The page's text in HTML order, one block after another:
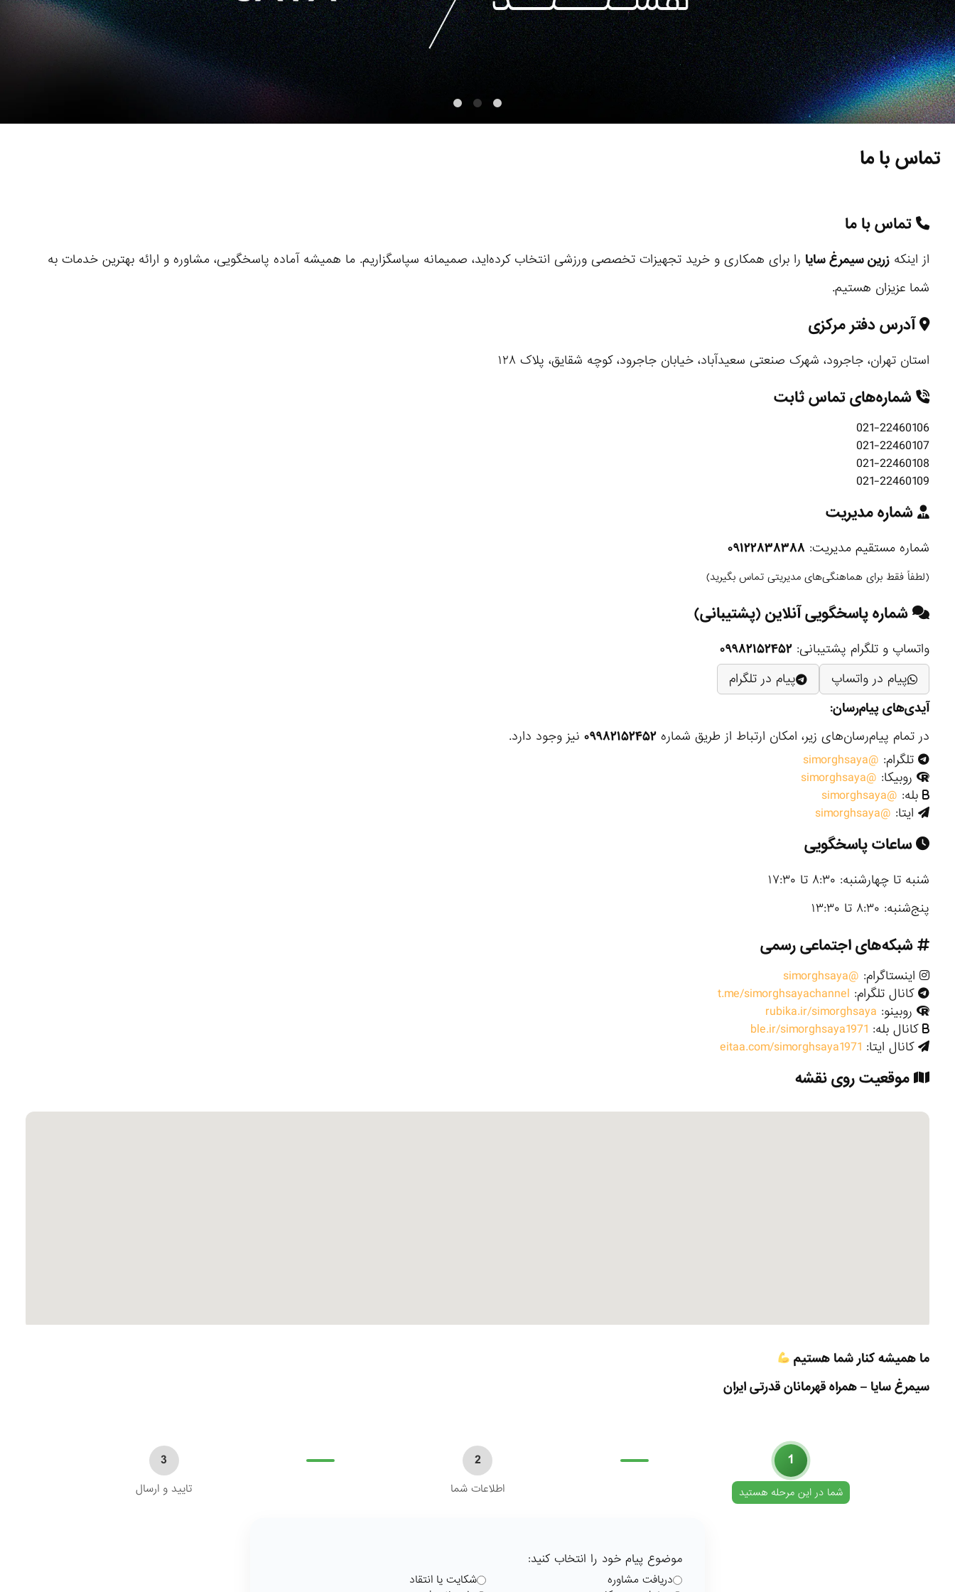
تماس با ما
تماس با ما
از اینکه زرین سیمرغ سایا را برای همکاری و خرید تجهیزات تخصصی ورزشی انتخاب کرده‌اید، صمیمانه سپاسگزاریم. ما همیشه آماده پاسخگویی، مشاوره و ارائه بهترین خدمات به
شما عزیزان هستیم.
آدرس دفتر مرکزی
استان تهران، جاجرود، شهرک صنعتی سعیدآباد، خیابان جاجرود، کوچه شقایق، پلاک ۱۲۸
شماره‌های تماس ثابت
021-22460106
021-22460107
021-22460108
021-22460109
شماره مدیریت
شماره مستقیم مدیریت: ۰۹۱۲۲۸۳۸۳۸۸
(لطفاً فقط برای هماهنگی‌های مدیریتی تماس بگیرید)
شماره پاسخگویی آنلاین (پشتیبانی)
واتساپ و تلگرام پشتیبانی: ۰۹۹۸۲۱۵۲۴۵۲
پیام در واتساپ
پیام در تلگرام
آیدی‌های پیام‌رسان:
در تمام پیام‌رسان‌های زیر، امکان ارتباط از طریق شماره ۰۹۹۸۲۱۵۲۴۵۲ نیز وجود دارد.
تلگرام: @simorghsaya
روبیکا: @simorghsaya
بله: @simorghsaya
ایتا: @simorghsaya
ساعات پاسخگویی
شنبه تا چهارشنبه: ۸:۳۰ تا ۱۷:۳۰
پنج‌شنبه: ۸:۳۰ تا ۱۳:۳۰
شبکه‌های اجتماعی رسمی
اینستاگرام: @simorghsaya
کانال تلگرام: t.me/simorghsayachannel
روبینو: rubika.ir/simorghsaya
کانال بله: ble.ir/simorghsaya1971
کانال ایتا: eitaa.com/simorghsaya1971
موقعیت روی نقشه
ما همیشه کنار شما هستیم
سیمرغ سایا – همراه قهرمانان قدرتی ایران
1
انتخاب موضوع
شما در این مرحله هستید
2
اطلاعات شما
3
تایید و ارسال
موضوع پیام خود را انتخاب کنید:
دریافت مشاوره
شکایت یا انتقاد